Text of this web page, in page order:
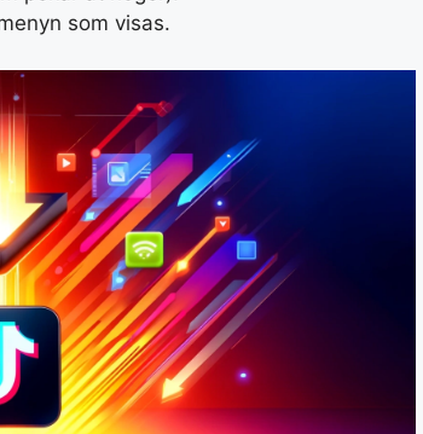
som visas.